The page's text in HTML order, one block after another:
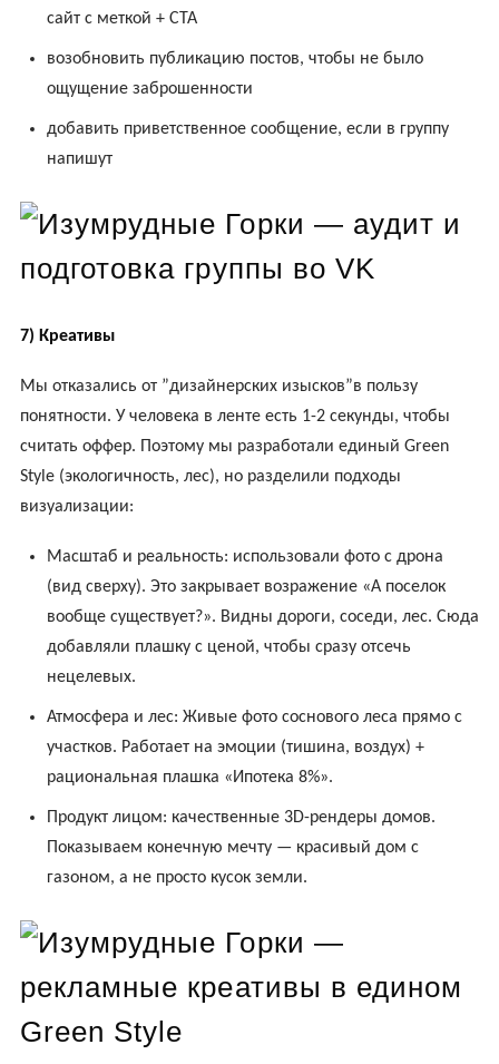
сайт с меткой + СТА
возобновить публикацию постов, чтобы не было
ощущение заброшенности
добавить приветственное сообщение, если в группу
напишут
7) Креативы
Мы отказались от ”дизайнерских изысков”в пользу
понятности. У человека в ленте есть 1-2 секунды, чтобы
считать оффер. Поэтому мы разработали единый Green
Style (экологичность, лес), но разделили подходы
визуализации:
Масштаб и реальность: использовали фото с дрона
(вид сверху). Это закрывает возражение «А поселок
вообще существует?». Видны дороги, соседи, лес. Сюда
добавляли плашку с ценой, чтобы сразу отсечь
нецелевых.
Атмосфера и лес: Живые фото соснового леса прямо с
участков. Работает на эмоции (тишина, воздух) +
рациональная плашка «Ипотека 8%».
Продукт лицом: качественные 3D-рендеры домов.
Показываем конечную мечту — красивый дом с
газоном, а не просто кусок земли.